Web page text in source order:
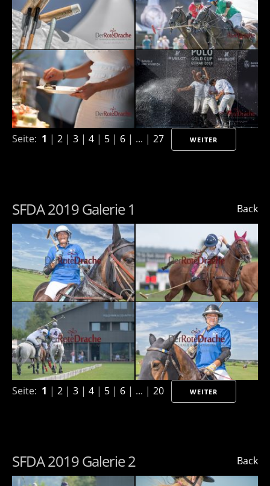
Seite: 1 | 2 | 3 | 4 | 5 | 6 | ... | 27 WEITER
Back
SFDA 2019 Galerie 1
Seite: 1 | 2 | 3 | 4 | 5 | 6 | ... | 20 WEITER
Back
SFDA 2019 Galerie 2